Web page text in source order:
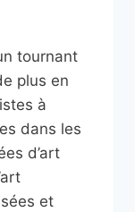
tournant
plus en
à
dans les
d’art
et